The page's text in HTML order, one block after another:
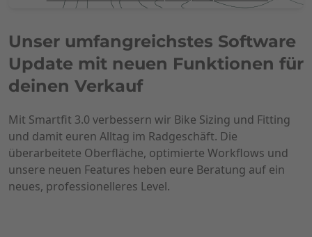
Unser umfangreichstes Software
Update mit neuen Funktionen für
deinen Verkauf
Mit Smartfit 3.0 verbessern wir Bike Sizing und Fitting
und damit euren Alltag im Radgeschäft. Die
überarbeitete Oberfläche, optimierte Workflows und
unsere neuen Features heben eure Beratung auf ein
neues, professionelleres Level.